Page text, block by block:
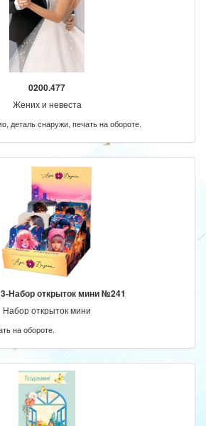
0200.477
Жених и невеста
деталь снаружи, печать на обороте.
Набор открыток мини №241
Набор открыток мини
на обороте.